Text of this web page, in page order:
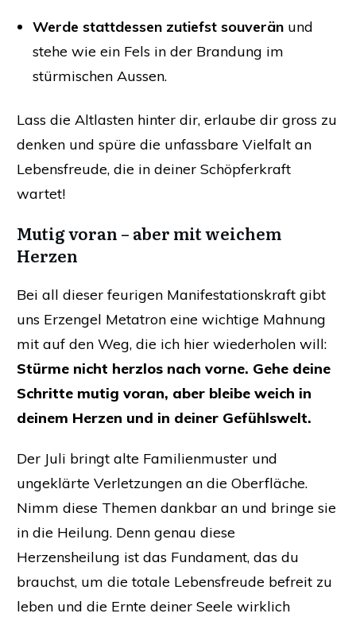
Werde stattdessen zutiefst souverän und
stehe wie ein Fels in der Brandung im
stürmischen Aussen.
Lass die Altlasten hinter dir, erlaube dir gross zu
denken und spüre die unfassbare Vielfalt an
Lebensfreude, die in deiner Schöpferkraft
wartet!
Mutig voran – aber mit weichem
Herzen
Bei all dieser feurigen Manifestationskraft gibt
uns Erzengel Metatron eine wichtige Mahnung
mit auf den Weg, die ich hier wiederholen will:
Stürme nicht herzlos nach vorne. Gehe deine
Schritte mutig voran, aber bleibe weich in
deinem Herzen und in deiner Gefühlswelt.
Der Juli bringt alte Familienmuster und
ungeklärte Verletzungen an die Oberfläche.
Nimm diese Themen dankbar an und bringe sie
in die Heilung. Denn genau diese
Herzensheilung ist das Fundament, das du
brauchst, um die totale Lebensfreude befreit zu
leben und die Ernte deiner Seele wirklich